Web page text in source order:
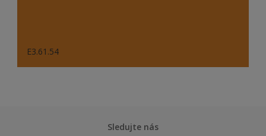
E3.61.54
Sledujte nás